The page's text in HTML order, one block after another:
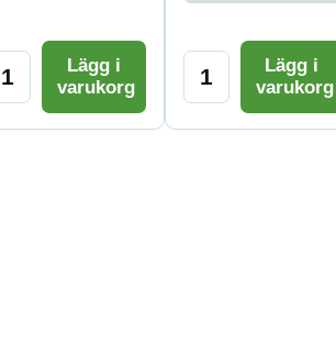
Lägg i
varukorg
Lägg i
varukorg